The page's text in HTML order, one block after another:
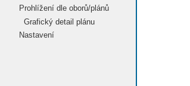
Prohlížení dle oborů/plánů
Grafický detail plánu
Nastavení